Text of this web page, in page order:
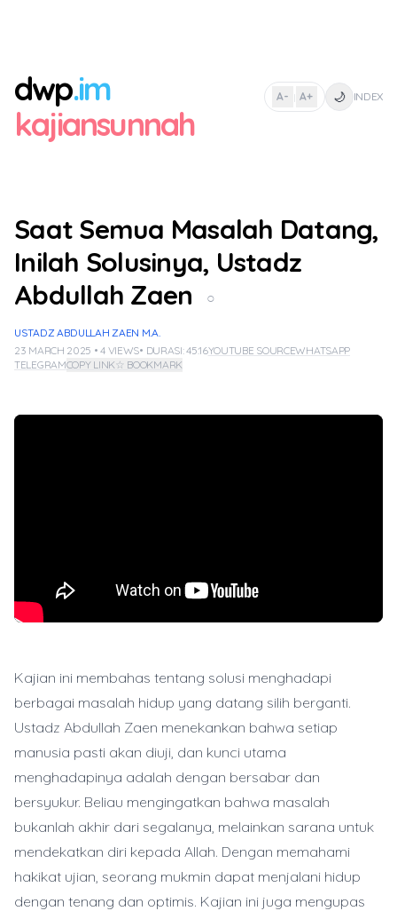
dwp.im
kajiansunnah
A- | A+ 🌙 INDEX
Saat Semua Masalah Datang,
Inilah Solusinya, Ustadz
Abdullah Zaen
○
USTADZ ABDULLAH ZAEN M.A.
23 MARCH 2025 • 4 VIEWS• DURASI: 45:16YOUTUBE SOURCEWHATSAPP
TELEGRAMCOPY LINK☆ BOOKMARK
Kajian ini membahas tentang solusi menghadapi
berbagai masalah hidup yang datang silih berganti.
Ustadz Abdullah Zaen menekankan bahwa setiap
manusia pasti akan diuji, dan kunci utama
menghadapinya adalah dengan bersabar dan
bersyukur. Beliau mengingatkan bahwa masalah
bukanlah akhir dari segalanya, melainkan sarana untuk
mendekatkan diri kepada Allah. Dengan memahami
hakikat ujian, seorang mukmin dapat menjalani hidup
dengan tenang dan optimis. Kajian ini juga mengupas